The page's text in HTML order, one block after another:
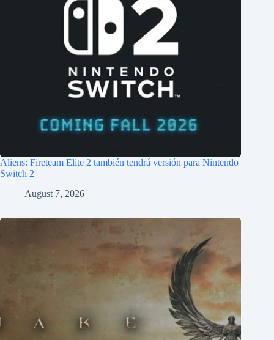
Aliens: Fireteam Elite 2 también tendrá versión para Nintendo
Switch 2
August 7, 2026